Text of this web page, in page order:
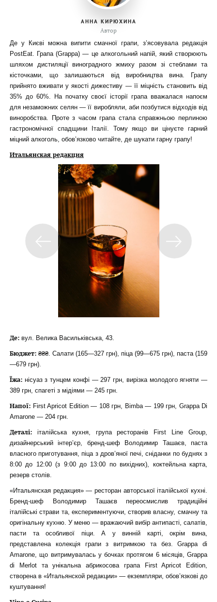
АННА КИРЮХИНА
Автор
Де у Києві можна випити смачної грапи, з’ясовувала редакція
PostEat. Грапа (Grappa) — це алкогольний напій, який створюють
шляхом дистиляції виноградного жмиху разом зі стеблами та
кісточками, що залишаються від виробництва вина. Грапу
прийнято вживати у якості дижестиву — її міцність становить від
35% до 60%. На початку своєї історії грапа вважалася напоєм
для незаможних селян — її виробляли, аби позбутися відходів від
виноробства. Проте з часом грапа стала справжньою перлиною
гастрономічної спадщини Італії. Тому якщо ви цінуєте гарний
міцний алкоголь, обов’язково читайте, де шукати гарну грапу!
Итальянская редакция
Де: вул. Велика Васильківська, 43.
Бюджет: ₴₴₴. Салати (165—327 грн), піца (99—675 грн), паста (159
—679 грн).
Їжа: нісуаз з тунцем конфі — 297 грн, вирізка молодого ягняти —
389 грн, спагеті з мідіями — 245 грн.
Напої: First Apricot Edition — 108 грн, Bimba — 199 грн, Grappa Di
Amarone — 204 грн.
Деталі:
італійська кухня, група ресторанів First Line Group,
дизайнерський інтер’єр, бренд-шеф Володимир Ташаєв, паста
власного приготування, піца з дров’яної печі, сніданки по буднях з
8:00 до 12:00 (з 9:00 до 13:00 по вихідних), коктейльна карта,
резерв столів.
«Итальянская редакция» — ресторан авторської італійської кухні.
Бренд-шеф Володимир Ташаєв переосмислив традиційні
італійські страви та, експериментуючи, створив власну, смачну та
оригінальну кухню. У меню — вражаючий вибір антипасті, салатів,
пасти та особливої піци. А у винній карті, окрім вина,
представлена колекція грапи з витримкою та без. Grappa di
Amаrоne, що витримувалась у бочках протягом 6 місяців, Grappa
di Merlot та унікальна абрикосова грапа First Apricot Edition,
створена в «Итальянской редакции» — екземпляри, обов’язкові до
куштування!